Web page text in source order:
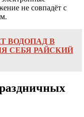
не совпадёт с
ВОДОПАД В
СЕБЯ РАЙСКИЙ